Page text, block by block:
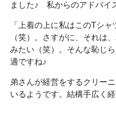
ました♪ 私からのアドバイ
「上着の上に私はこのTシ
（笑）。さすがに、それは
みたい（笑）。そんな恥じ
適ですね♪
弟さんが経営をするクリー
いるようです。結構手広く